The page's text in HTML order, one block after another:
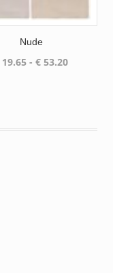
Nude
19.65 - € 53.20